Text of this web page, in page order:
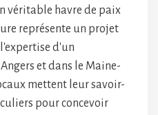
véritable havre de paix
représente un projet
d'un
et dans le Maine-
mettent leur savoir-
pour concevoir